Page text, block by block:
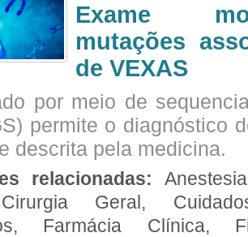
Exame
mutações
de VEXAS
por meio de
permite o diagnóstico
descrita pela medicina.
relacionadas:
Geral,
Farmácia Clínica,